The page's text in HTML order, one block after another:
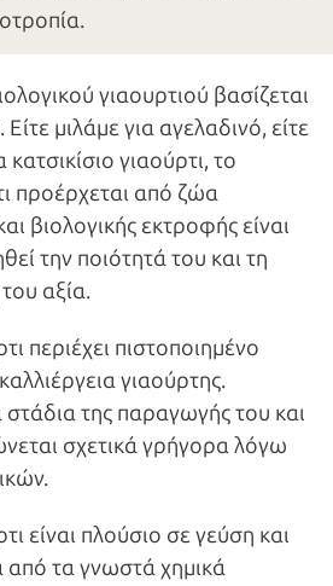
γιαουρτιού βασίζεται
μιλάμε για αγελαδινό, είτε
κατσικίσιο γιαούρτι, το
προέρχεται από ζώα
βιολογικής εκτροφής είναι
την ποιότητά του και τη
αξία.
περιέχει πιστοποιημένο
γιαούρτης.
στάδια της παραγωγής του και
σχετικά γρήγορα λόγω
είναι πλούσιο σε γεύση και
από τα γνωστά χημικά